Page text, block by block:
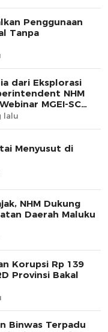
Penggunaan
Tanpa
dari Eksplorasi
NHM
MGEI-SC
lalu
Menyusut di
NHM Dukung
Daerah Maluku
Korupsi Rp 139
Provinsi Bakal
Binwas Terpadu